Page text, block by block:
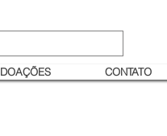
DOAÇÕES CONTATO